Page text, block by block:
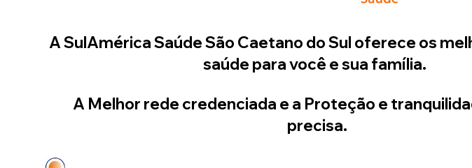
A SulAmérica Saúde São Caetano do Sul oferece os
saúde para você e sua família.
A Melhor rede credenciada e a Proteção e
precisa.